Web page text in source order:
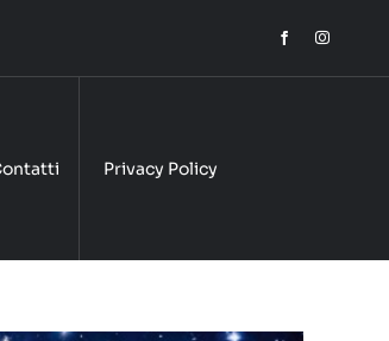
Privacy Policy